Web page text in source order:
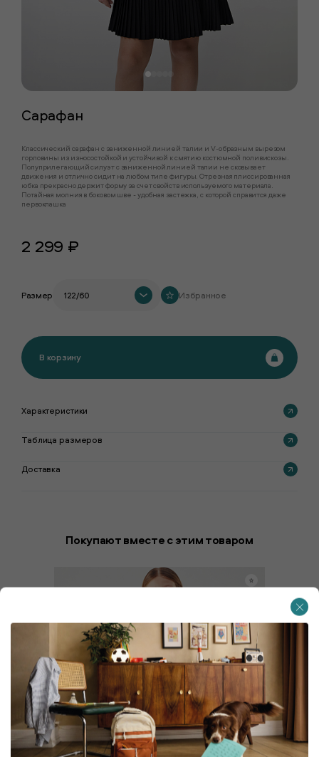
Сарафан
Классический сарафан с заниженной линией талии и V-образным вырезом
горловины из износостойкой и устойчивой к смятию костюмной поливискозы.
Полуприлегающий силуэт с заниженной линией талии не сковывает
движения и отлично сидит на любом типе фигуры. Отрезная плиссированная
юбка прекрасно держит форму за счет свойств используемого материала.
Потайная молния в боковом шве - удобная застежка, с которой справится даже
первоклашка
2 299 ₽
Размер 122/60
В корзину
Избранное
Характеристики
Таблица размеров
Доставка
Покупают вместе с этим товаром